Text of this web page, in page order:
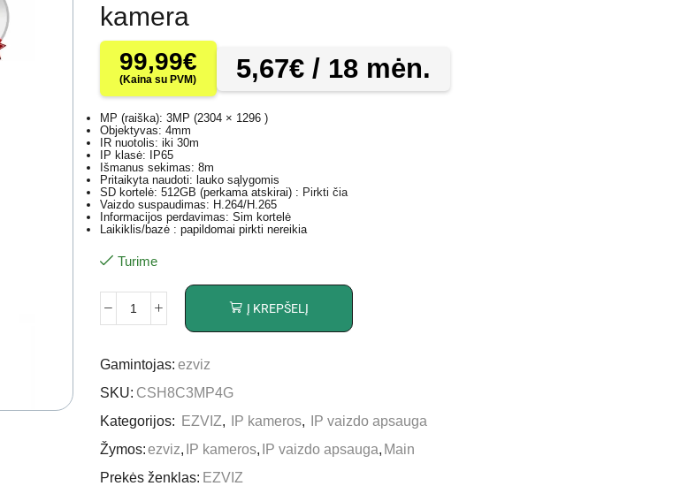
kamera
99,99€
(Kaina su PVM) 5,67€ / 18 mėn.
MP (raiška): 3MP (2304 × 1296 )
Objektyvas: 4mm
IR nuotolis: iki 30m
IP klasė: IP65
Išmanus sekimas: 8m
Pritaikyta naudoti: lauko sąlygomis
SD kortelė: 512GB (perkama atskirai) : Pirkti čia
Vaizdo suspaudimas: H.264/H.265
Informacijos perdavimas: Sim kortelė
Laikiklis/bazė : papildomai pirkti nereikia
Turime
Į KREPŠELĮ
Gamintojas: ezviz
SKU: CSH8C3MP4G
Kategorijos:
EZVIZ, IP kameros,
IP vaizdo apsauga
Žymos:ezviz, IP kameros, IP vaizdo apsauga, Main
Prekės ženklas: EZVIZ